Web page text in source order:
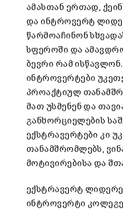
ამასთან ერთად,
და ინტროვერტ
წარმოაჩინონ
სფეროში და
ბევრი რამ
ინტროვერტები
პროაქტიულ
მათ უსმენენ და
განხორციელების
ექსტრავერტები კი
თანამშრომლებს,
მოტივირებისა და
ექსტრავერტ
ინტროვერტი